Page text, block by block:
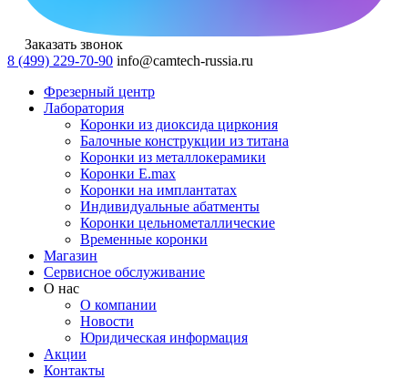
Заказать звонок
8 (499) 229-70-90 info@camtech-russia.ru
Фрезерный центр
Лаборатория
Коронки из диоксида циркония
Балочные конструкции из титана
Коронки из металлокерамики
Коронки E.max
Коронки на имплантатах
Индивидуальные абатменты
Коронки цельнометаллические
Временные коронки
Магазин
Сервисное обслуживание
О нас
О компании
Новости
Юридическая информация
Акции
Контакты